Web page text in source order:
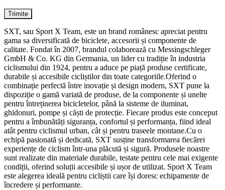
SXT, sau Sport X Team, este un brand românesc apreciat pentru
gama sa diversificată de biciclete, accesorii și componente de
calitate. Fondat în 2007, brandul colaborează cu Messingschleger
GmbH & Co. KG din Germania, un lider cu tradiție în industria
ciclismului din 1924, pentru a aduce pe piață produse certificate,
durabile și accesibile cicliștilor din toate categoriile.Oferind o
combinație perfectă între inovație și design modern, SXT pune la
dispoziție o gamă variată de produse, de la componente și unelte
pentru întreținerea bicicletelor, până la sisteme de iluminat,
ghidonuri, pompe și căști de protecție. Fiecare produs este conceput
pentru a îmbunătăți siguranța, confortul și performanța, fiind ideal
atât pentru ciclismul urban, cât și pentru traseele montane.Cu o
echipă pasionată și dedicată, SXT susține transformarea fiecărei
experiențe de ciclism într-una plăcută și sigură. Produsele noastre
sunt realizate din materiale durabile, testate pentru cele mai exigente
condiții, oferind soluții accesibile și ușor de utilizat. Sport X Team
este alegerea ideală pentru cicliștii care își doresc echipamente de
încredere și performante.